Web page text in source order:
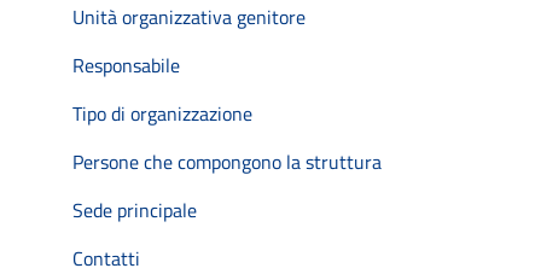
Unità organizzativa genitore
Responsabile
Tipo di organizzazione
Persone che compongono la struttura
Sede principale
Contatti